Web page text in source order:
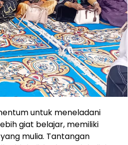
untuk meneladani
giat belajar, memiliki
mulia. Tantangan